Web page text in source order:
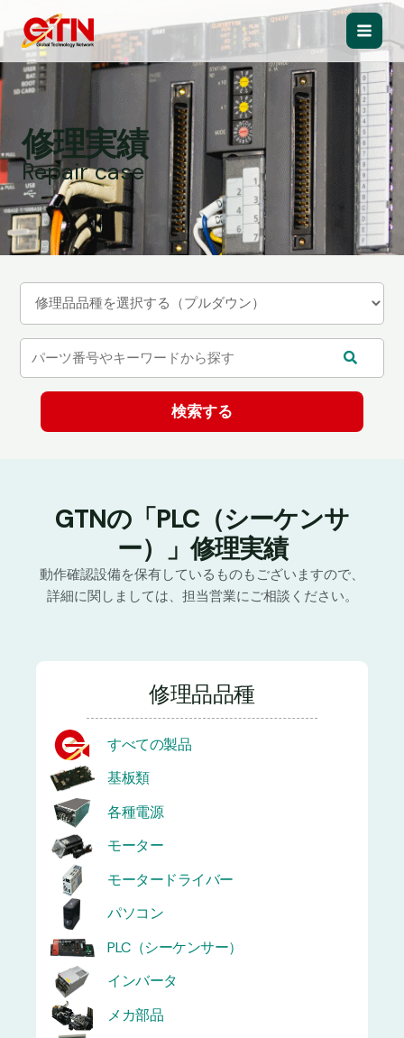
容
ス
キ
ッ
プ
Main
修理実績
Repair case
GTNの「PLC（シーケンサ
ー）」修理実績
動作確認設備を保有しているものもございますので、
詳細に関しましては、担当営業にご相談ください。
修理品品種
すべての製品
基板類
各種電源
モーター
モータードライバー
パソコン
PLC（シーケンサー）
インバータ
メカ部品